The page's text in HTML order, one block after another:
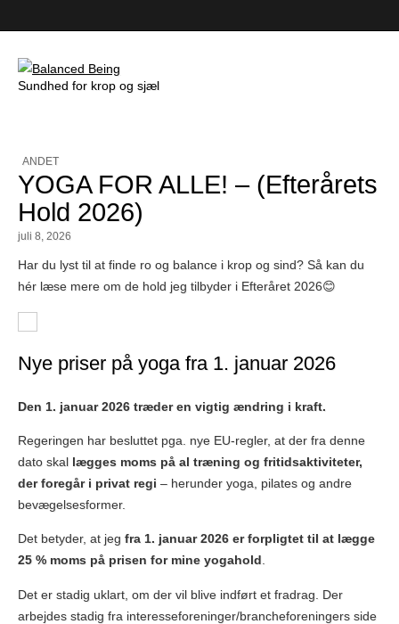
Sundhed for krop og sjæl
ANDET
YOGA FOR ALLE! – (Efterårets
Hold 2026)
juli 8, 2026
Har du lyst til at finde ro og balance i krop og sind? Så kan du
hér læse mere om de hold jeg tilbyder i Efteråret 2026😊
Nye priser på yoga fra 1. januar 2026
Den 1. januar 2026 træder en vigtig ændring i kraft.
Regeringen har besluttet pga. nye EU-regler, at der fra denne
dato skal lægges moms på al træning og fritidsaktiviteter,
der foregår i privat regi – herunder yoga, pilates og andre
bevægelsesformer.
Det betyder, at jeg fra 1. januar 2026 er forpligtet til at lægge
25 % moms på prisen for mine yogahold.
Det er stadig uklart, om der vil blive indført et fradrag. Der
arbejdes stadig fra interesseforeninger/brancheforeningers side